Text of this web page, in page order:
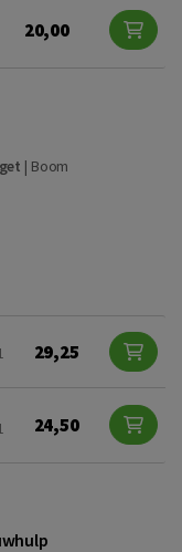
20,00
| Boom
29,25
24,50